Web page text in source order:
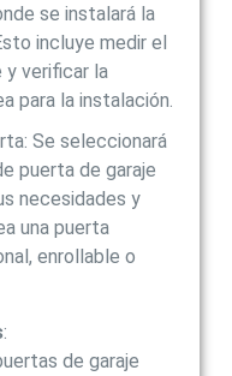
se instalará la
incluye medir el
y verificar la
para la instalación.
Se seleccionará
puerta de garaje
necesidades y
una puerta
enrollable o
:
de garaje